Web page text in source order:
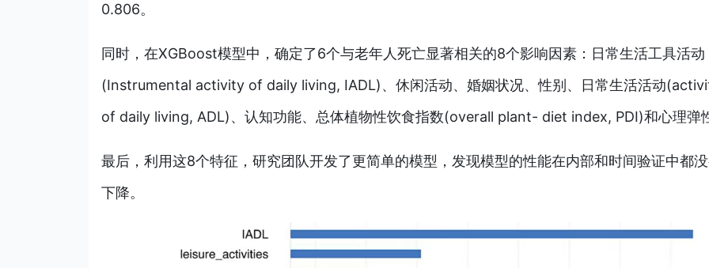
0.806。
同时，在XGBoost模型中，确定了6个与老年人死亡显著相关的8个影响因素：日常生活工具活动
(Instrumental activity of daily living, IADL)、休闲活动、婚姻状况、性别、日常生活活动
of daily living, ADL)、认知功能、总体植物性饮食指数(overall plant- diet index, PDI)和心理弹
最后，利用这8个特征，研究团队开发了更简单的模型，发现模型的性能在内部和时间验证中都
下降。